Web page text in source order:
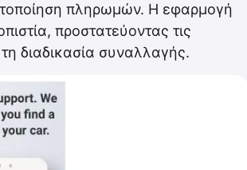
πληρωμών. Η εφαρμογή
προστατεύοντας τις
διαδικασία συναλλαγής.